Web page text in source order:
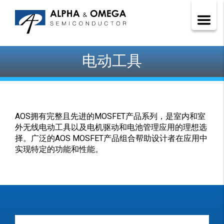
电动工具
AOS拥有完整且先进的MOSFET产品系列，是室内和室
外无线电动工具以及电机驱动和电池管理应用的理想选
择。广泛的AOS MOSFET产品组合帮助设计者在应用中
实现特定的功能和性能。